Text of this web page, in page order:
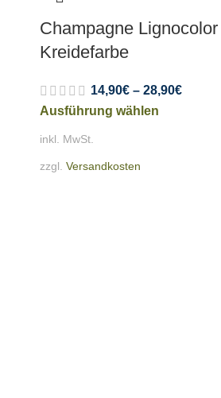
Champagne Lignocolor
Kreidefarbe
14,90€ –28,90€
Ausführung wählen
inkl. MwSt.
zzgl.Versandkosten